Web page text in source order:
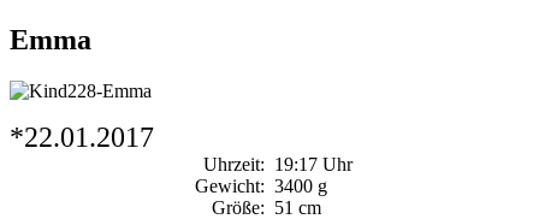
Emma
*22.01.2017
Uhrzeit: 19:17 Uhr
Gewicht: 3400 g
Größe: 51 cm